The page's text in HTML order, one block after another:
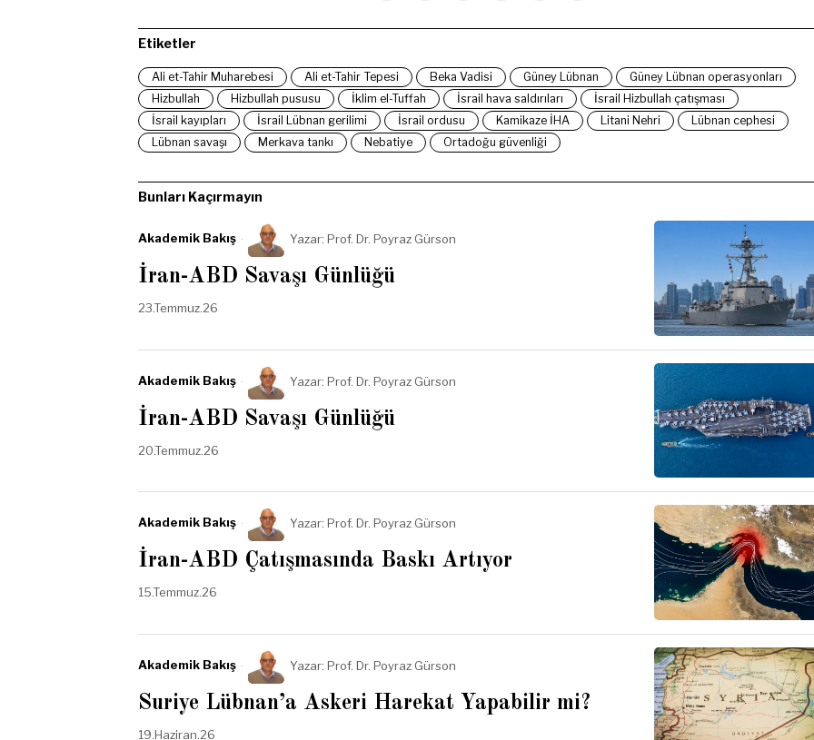
Etiketler
Ali et-Tahir Muharebesi Ali et-Tahir Tepesi Beka Vadisi Güney Lübnan
Güney Lübnan operasyonları
Hizbullah
Hizbullah pususu İklim el-Tuffah İsrail hava saldırıları
İsrail Hizbullah çatışması
İsrail kayıpları
İsrail Lübnan gerilimi İsrail ordusu Kamikaze İHA Litani Nehri
Lübnan cephesi
Lübnan savaşı
Merkava tankı Nebatiye Ortadoğu güvenliği
Bunları Kaçırmayın
Akademik Bakış Yazar: Prof. Dr. Poyraz Gürson
İran-ABD Savaşı Günlüğü
23.Temmuz.26
Akademik Bakış Yazar: Prof. Dr. Poyraz Gürson
İran-ABD Savaşı Günlüğü
20.Temmuz.26
Akademik Bakış Yazar: Prof. Dr. Poyraz Gürson
İran-ABD Çatışmasında Baskı Artıyor
15.Temmuz.26
Akademik Bakış Yazar: Prof. Dr. Poyraz Gürson
Suriye Lübnan’a Askeri Harekat Yapabilir mi?
19.Haziran.26